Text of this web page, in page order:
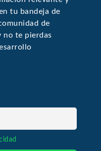
tu bandeja de
de
no te pierdas